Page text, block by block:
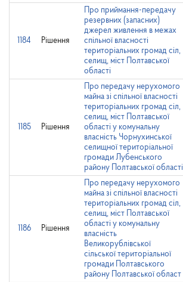
1184 Рішення
Про приймання-передачу
резервних (запасних)
джерел живлення в межах
спільної власності
територіальних громад сіл,
селищ, міст Полтавської
області
1185 Рішення
Про передачу нерухомого
майна зі спільної власності
територіальних громад сіл,
селищ, міст Полтавської
області у комунальну
власність Чорнухинської
селищної територіальної
громади Лубенського
району Полтавської області
1186 Рішення
Про передачу нерухомого
майна зі спільної власності
територіальних громад сіл,
селищ, міст Полтавської
області у комунальну
власність
Великорублівської
сільської територіальної
громади Полтавського
району Полтавської област